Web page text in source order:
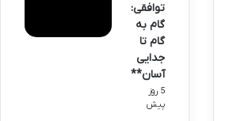
توافقی:
گام به
گام تا
جدایی
آسان**
5 روز
پیش